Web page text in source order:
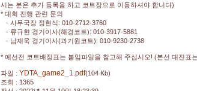
시는 분은 추가 등록을 하고 코트장으로 이동하셔야 합니다)
* 대회 진행 관련 문의
- 사무국장 정현식: 010-2712-3760
- 류규현 경기이사(해경코트): 010-3917-5881
- 남재욱 경기이사(과기원코트): 010-9230-2738
* 예선전 코트배정표는 붙임파일을 참고해 주십시오! (본선 대진표
파일 : YDTA_game2_1.pdf(104 Kb)
조회 : 1365